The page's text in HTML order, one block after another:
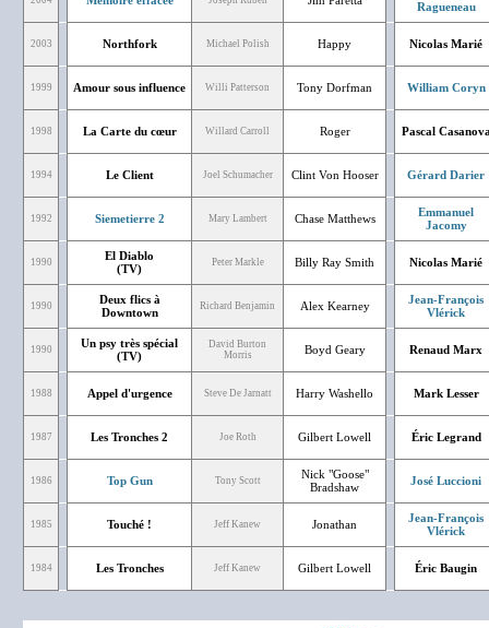
Ragueneau
2003 Northfork Michael Polish Happy Nicolas Marié
1999 Amour sous influence Willi Patterson Tony Dorfman William Coryn
1998 La Carte du cœur Willard Carroll Roger Pascal
1994 Le Client Joel Schumacher Clint Von Hooser Gérard Darier
1992 Siemetierre 2 Mary Lambert Chase Matthews
Emmanuel
Jacomy
1990
El Diablo
(TV)
Peter Markle Billy Ray Smith Nicolas Marié
1990
Deux flics à
Downtown
Richard Benjamin Alex Kearney
Jean-François
Vlérick
1990
Un psy très spécial
(TV)
David Burton
Morris
Boyd Geary Renaud Marx
1988 Appel d'urgence Steve De Jarnatt Harry Washello Mark Lesser
1987 Les Tronches 2 Joe Roth Gilbert Lowell Éric Legrand
1986 Top Gun Tony Scott
Nick "Goose"
Bradshaw
José Luccioni
1985 Touché ! Jeff Kanew Jonathan
Jean-François
Vlérick
1984 Les Tronches Jeff Kanew Gilbert Lowell Éric Baugin